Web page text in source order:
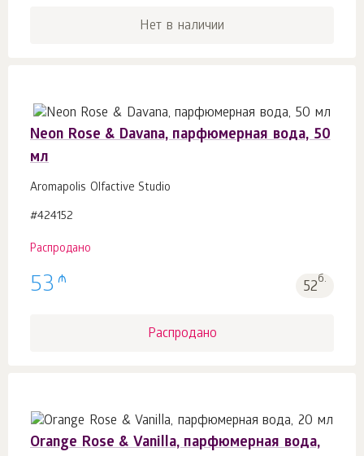
Нет в наличии
Neon Rose & Davana, парфюмерная вода, 50
мл
Aromapolis Olfactive Studio
#424152
Распродано
53 ₼ 52б.
Распродано
Orange Rose & Vanilla, парфюмерная вода,